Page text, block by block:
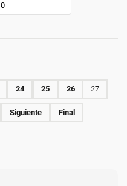
0
24 25 26 27
Siguiente Final